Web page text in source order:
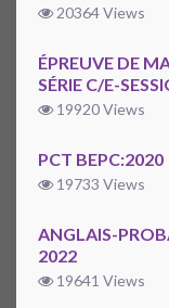
20364 Views
ÉPREUVE DE
SÉRIE C/E-
19920 Views
PCT BEPC:2020
19733 Views
ANGLAIS-
2022
19641 Views